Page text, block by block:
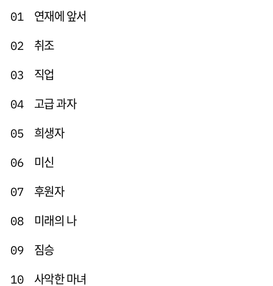
01 연재에 앞서
02 취조
03 직업
04 고급 과자
05 희생자
06 미신
07 후원자
08 미래의 나
09 짐승
10 사악한 마녀